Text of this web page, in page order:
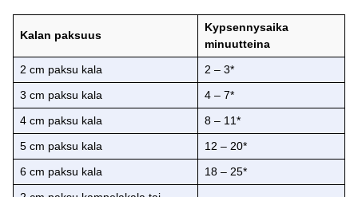
Kalan paksuus
Kypsennysaika
minuutteina
2 cm paksu kala 2 – 3*
3 cm paksu kala 4 – 7*
4 cm paksu kala 8 – 11*
5 cm paksu kala 12 – 20*
6 cm paksu kala 18 – 25*